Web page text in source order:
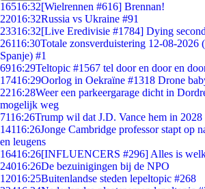
16516:32[Wielrennen #616] Brennan!
22016:32Russia vs Ukraine #91
23316:32[Live Eredivisie #1784] Dying
26116:30Totale zonsverduistering 12-08-2026
Spanje) #1
6916:29Teltopic #1567 tel door en door en
17416:29Oorlog in Oekraïne #1318 Drone
2216:28Weer een parkeergarage dicht in
mogelijk weg
7116:26Trump wil dat J.D. Vance hem in
14116:26Jonge Cambridge professor stapt op
en leugens
16416:26[INFLUENCERS #296] Alles is
24016:26De bezuinigingen bij de NPO
12016:25Buitenlandse steden lepeltopic #268